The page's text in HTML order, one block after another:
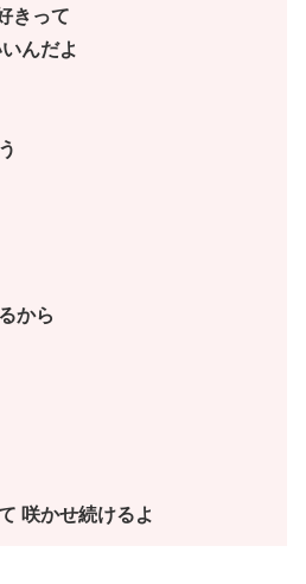
きって
んだよ
から
咲かせ続けるよ